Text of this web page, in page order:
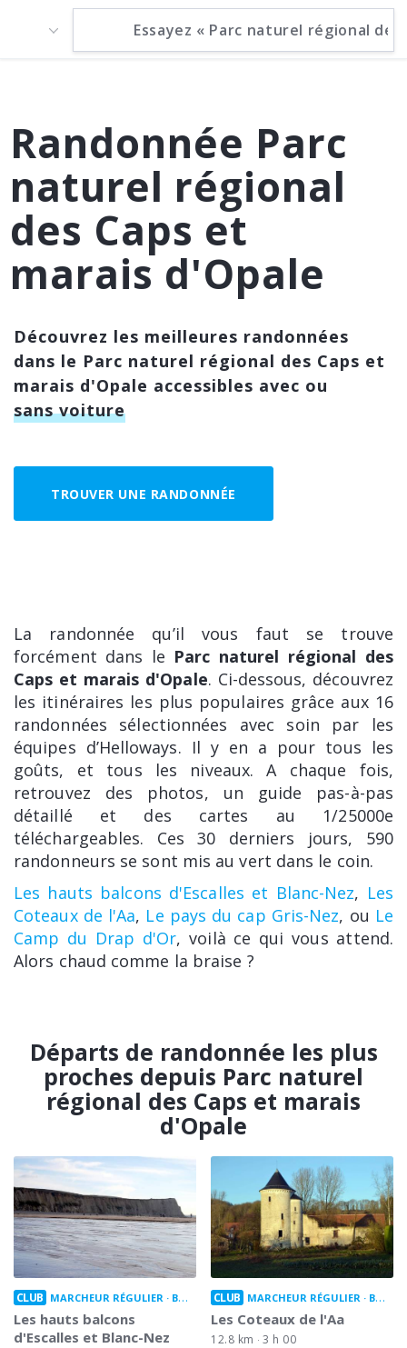
Randonnée Parc
naturel régional
des Caps et
marais d'Opale
Découvrez les meilleures randonnées
dans le Parc naturel régional des Caps et
marais d'Opale accessibles avec ou
sans voiture
TROUVER UNE RANDONNÉE
La randonnée qu’il vous faut se trouve
forcément dans le Parc naturel régional des
Caps et marais d'Opale. Ci-dessous, découvrez
les itinéraires les plus populaires grâce aux 16
randonnées sélectionnées avec soin par les
équipes d’Helloways. Il y en a pour tous les
goûts, et tous les niveaux. A chaque fois,
retrouvez des photos, un guide pas-à-pas
détaillé et des cartes au 1/25000e
téléchargeables. Ces 30 derniers jours, 590
randonneurs se sont mis au vert dans le coin.
Les hauts balcons d'Escalles et Blanc-Nez, Les
Coteaux de l'Aa, Le pays du cap Gris-Nez, ou Le
Camp du Drap d'Or, voilà ce qui vous attend.
Alors chaud comme la braise ?
Départs de randonnée les plus
proches depuis Parc naturel
régional des Caps et marais
d'Opale
CLUB MARCHEUR RÉGULIER BOUCLE
Les hauts balcons
d'Escalles et Blanc-Nez
CLUB MARCHEUR RÉGULIER BOUCLE
Les Coteaux de l'Aa
12.8 km 3 h 00